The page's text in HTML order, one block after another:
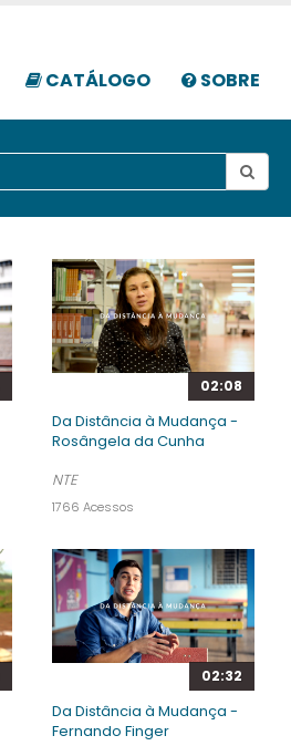
CATÁLOGO SOBRE
02:08
Da Distância à Mudança -
Rosângela da Cunha
NTE
1766 Acessos
02:32
Da Distância à Mudança -
Fernando Finger